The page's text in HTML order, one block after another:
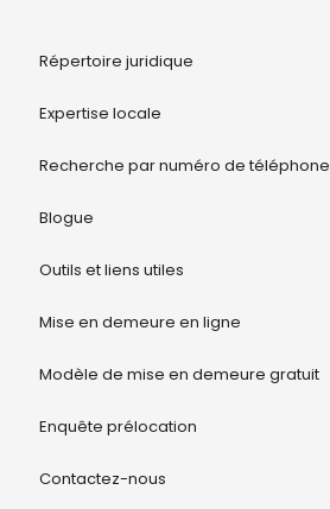
Répertoire juridique
Expertise locale
Recherche par numéro de téléphone
Blogue
Outils et liens utiles
Mise en demeure en ligne
Modèle de mise en demeure gratuit
Enquête prélocation
Contactez-nous